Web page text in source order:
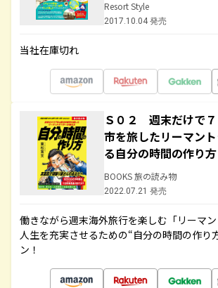
Resort Style
2017.10.04 発売
当社在庫切れ
Ｓ０２ 週末だけで
市を旅したリーマン
る自分の時間の作り方
BOOKS 旅の読み物
2022.07.21 発売
働きながら週末海外旅行を楽しむ「リーマン
人生を充実させるための“自分の時間の作り
ン！